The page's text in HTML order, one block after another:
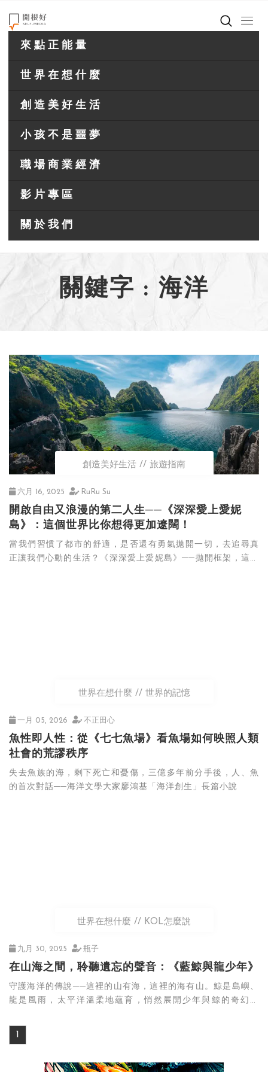
來點正能量
世界在想什麼
創造美好生活
小孩不是噩夢
職場商業經濟
影片專區
關於我們
關鍵字 : 海洋
創造美好生活 旅遊指南
六月 16, 2025 RuRu Su
開啟自由又浪漫的第二人生──《深深愛上愛妮
島》：這個世界比你想得更加遼闊！
當我們習慣了都市的舒適，是否還有勇氣拋開一切，去追尋真
正讓我們心動的生活？《深深愛上愛妮島》──拋開框架，這個
世界在想什麼 世界的記憶
一月 05, 2026 不正田心
魚性即人性：從《七七魚場》看魚場如何映照人類
社會的荒謬秩序
失去魚族的海，剩下死亡和憂傷，三億多年前分手後，人、魚
的首次對話──海洋文學大家廖鴻基「海洋創生」長篇小說
世界在想什麼 KOL怎麼說
九月 30, 2025 瓶子
在山海之間，聆聽遺忘的聲音：《藍鯨與龍少年》
守護海洋的傳說──這裡的山有海，這裡的海有山。鯨是島嶼、
龍是風雨，太平洋溫柔地蘊育，悄然展開少年與鯨的奇幻旅
1